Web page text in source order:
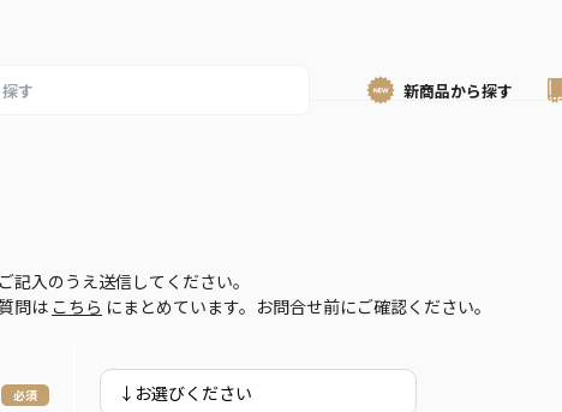
新商品から探す
入のうえ送信してください。
問は こちら にまとめています。お問合せ前にご確認ください。